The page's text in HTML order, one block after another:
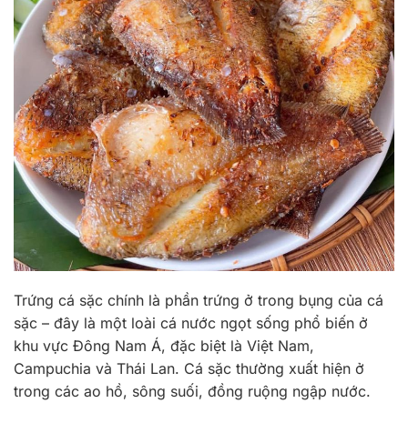
Trứng cá sặc chính là phần trứng ở trong bụng của cá
sặc – đây là một loài cá nước ngọt sống phổ biến ở
khu vực Đông Nam Á, đặc biệt là Việt Nam,
Campuchia và Thái Lan. Cá sặc thường xuất hiện ở
trong các ao hồ, sông suối, đồng ruộng ngập nước.